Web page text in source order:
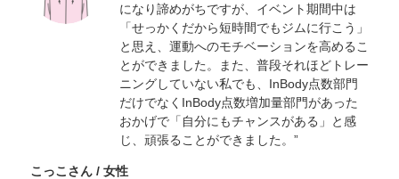
になり諦めがちですが、イベント期間中は
「せっかくだから短時間でもジムに行こう」
と思え、運動へのモチベーションを高めるこ
とができました。また、普段それほどトレー
ニングしていない私でも、InBody点数部門
だけでなくInBody点数増加量部門があった
おかげで「自分にもチャンスがある」と感
じ、頑張ることができました。”
こっこさん / 女性